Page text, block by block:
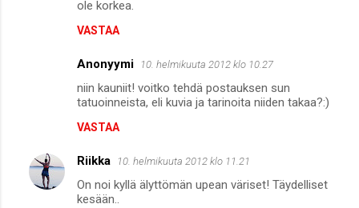
ole korkea.
VASTAA
Anonyymi 10. helmikuuta 2012 klo 10.27
niin kauniit! voitko tehdä postauksen sun
tatuoinneista, eli kuvia ja tarinoita niiden takaa?:)
VASTAA
Riikka 10. helmikuuta 2012 klo 11.21
On noi kyllä älyttömän upean väriset! Täydelliset
kesään..